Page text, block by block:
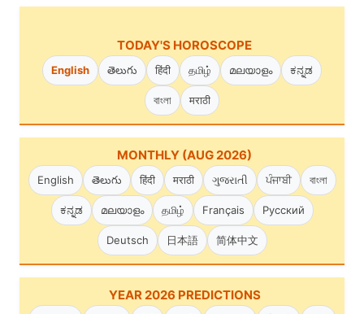
TODAY'S HOROSCOPE
English తెలుగు हिंदी தமிழ் മലയാളം ಕನ್ನಡ
বাংলা मराठी
MONTHLY (AUG 2026)
English తెలుగు हिंदी मराठी ગુજરાતી ਪੰਜਾਬੀ বাংলা
ಕನ್ನಡ മലയാളം தமிழ் Français Русский
Deutsch 日本語 简体中文
YEAR 2026 PREDICTIONS